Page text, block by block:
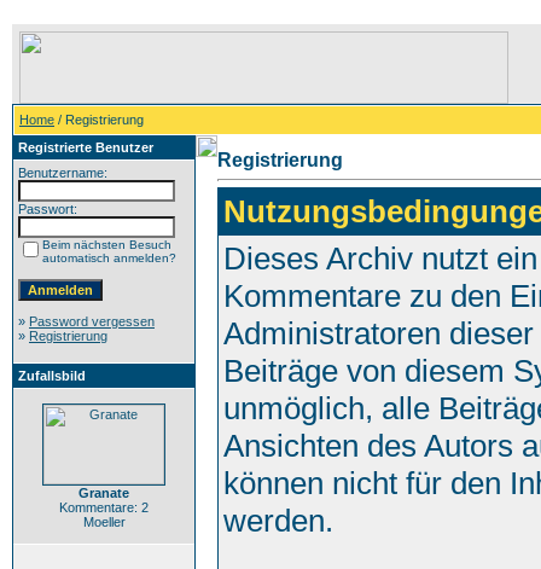
Home / Registrierung
Registrierte Benutzer
Benutzername:
Passwort:
Beim nächsten Besuch
automatisch anmelden?
» Password vergessen
» Registrierung
Zufallsbild
Granate
Kommentare: 2
Moeller
Registrierung
Dieses Archiv nutzt
Kommentare zu den
Administratoren
Beiträge von diesem
unmöglich, alle
Ansichten des Autors
können nicht für den
werden.